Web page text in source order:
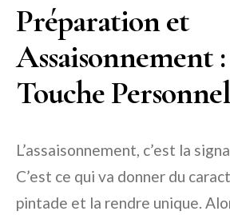
Préparation et
Assaisonnement
Touche
L’assaisonnement, c’est la
C’est ce qui va donner du
pintade et la rendre unique.